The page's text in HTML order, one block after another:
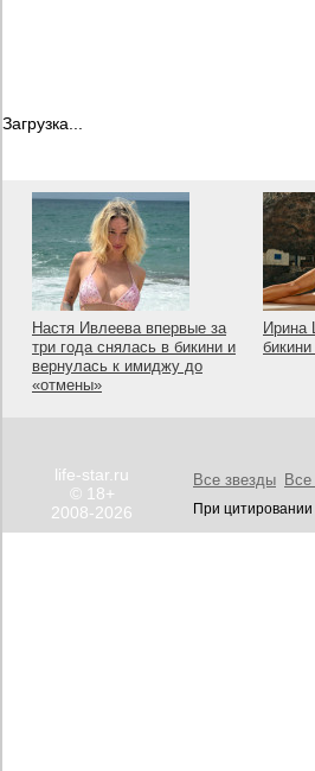
Загрузка...
Настя Ивлеева впервые за
три года снялась в бикини и
вернулась к имиджу до
«отмены»
Ирина
life-star.ru
© 18+
2008-2026
Все звезды Все
При